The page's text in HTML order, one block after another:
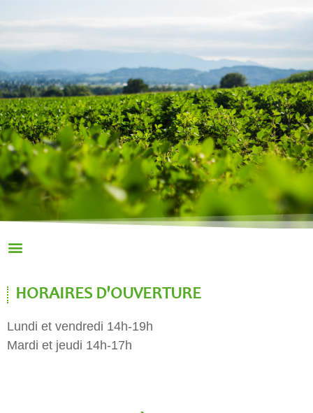
HORAIRES D'OUVERTURE
Lundi et vendredi 14h-19h
Mardi et jeudi 14h-17h